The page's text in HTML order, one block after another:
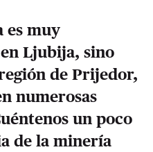
es muy
Ljubija, sino
de Prijedor,
numerosas
un poco
de la minería